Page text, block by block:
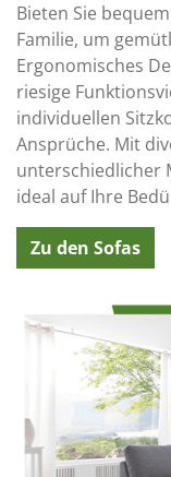
Bieten Sie
Familie, um
Ergonomisches
riesige
individuellen
Ansprüche. Mit
unterschiedlicher
ideal auf Ihre
Zu den Sofas